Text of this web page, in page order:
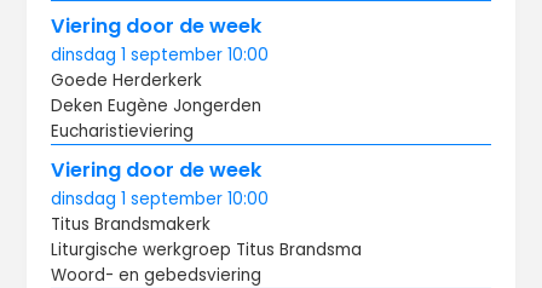
Viering door de week
dinsdag 1 september10:00
Goede Herderkerk
Deken Eugène Jongerden
Eucharistieviering
Viering door de week
dinsdag 1 september10:00
Titus Brandsma­kerk
Liturgische werkgroep Titus Brandsma
Woord- en gebedsviering